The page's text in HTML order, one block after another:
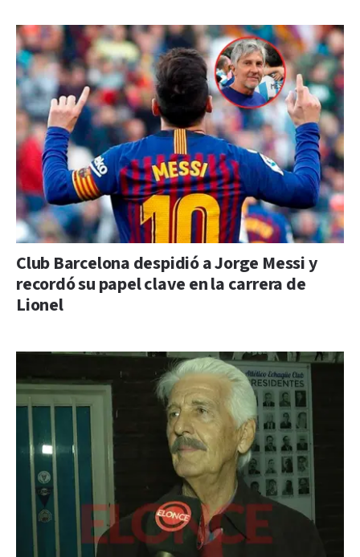
Club Barcelona despidió a Jorge Messi y
recordó su papel clave en la carrera de
Lionel